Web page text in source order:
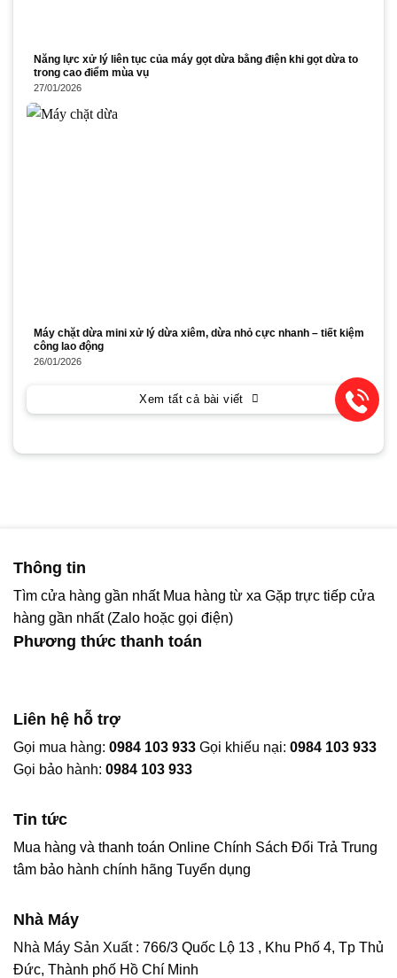
Năng lực xử lý liên tục của máy gọt dừa bằng điện khi gọt dừa to
trong cao điểm mùa vụ
27/01/2026
Máy chặt dừa mini xử lý dừa xiêm, dừa nhỏ cực nhanh – tiết kiệm
công lao động
26/01/2026
Xem tất cả bài viết
Thông tin
Tìm cửa hàng gần nhất Mua hàng từ xa Gặp trực tiếp cửa
hàng gần nhất (Zalo hoặc gọi điện)
Phương thức thanh toán
Liên hệ hỗ trợ
Gọi mua hàng: 0984 103 933 Gọi khiếu nại: 0984 103 933
Gọi bảo hành: 0984 103 933
Tin tức
Mua hàng và thanh toán Online Chính Sách Đổi Trả Trung
tâm bảo hành chính hãng Tuyển dụng
Nhà Máy
Nhà Máy Sản Xuất : 766/3 Quốc Lộ 13 , Khu Phố 4, Tp Thủ
Đức, Thành phố Hồ Chí Minh